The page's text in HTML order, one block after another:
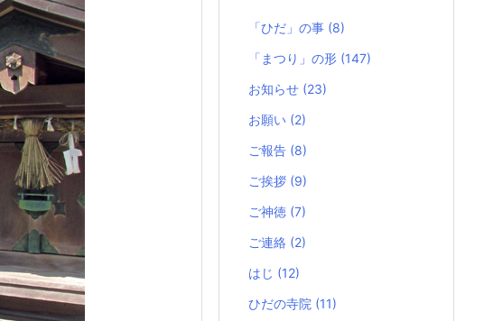
「ひだ」の事 (8)
「まつり」の形 (147)
お知らせ (23)
お願い (2)
ご報告 (8)
ご挨拶 (9)
ご神徳 (7)
ご連絡 (2)
はじ (12)
ひだの寺院 (11)